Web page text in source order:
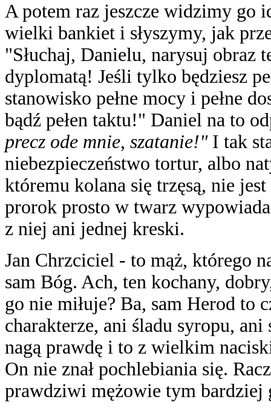
A potem raz jeszcze widzimy go
wielki bankiet i słyszymy, jak
"Słuchaj, Danielu, narysuj obraz
dyplomatą! Jeśli tylko będziesz
stanowisko pełne mocy i pełne
bądź pełen taktu!" Daniel na to
precz ode mnie, szatanie!"I tak
niebezpieczeństwo tortur, albo
któremu kolana się trzęsą, nie
prorok prosto w twarz
z niej ani jednej kreski.
Jan Chrzciciel - to mąż, którego
sam Bóg. Ach, ten kochany,
go nie miłuje? Ba, sam Herod to
charakterze, ani śladu syropu,
nagą prawdę i to z wielkim
On nie znał pochlebiania się.
prawdziwi mężowie tym bardziej